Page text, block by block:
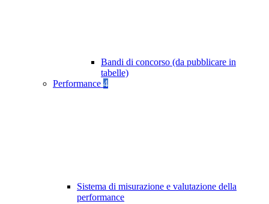
Bandi di concorso (da pubblicare in
tabelle)
Performance 4
Sistema di misurazione e valutazione della
performance